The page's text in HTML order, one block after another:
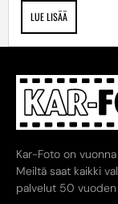
LUE LISÄÄ
Kar-Foto on
Meiltä saat kaikki
palvelut 50 vuoden